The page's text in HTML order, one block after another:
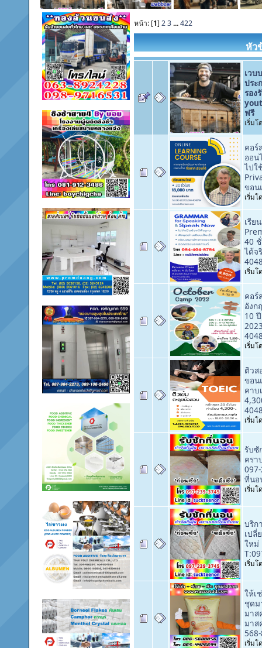
หน้า: [1] 23...422
หัว
เวบ
ประ
รอง
ฟรี
เริ่ม
คอร์
ออน
ไปใ
ขอน
เริ่ม
เรีย
40
ได้จ
เริ่ม
คอร์
อังก
10
เริ่ม
ติวส
ขอน
คาบ
เริ่ม
รับซั
ครา
ที่นอ
เริ่ม
บริก
เปลี่
ใหม่
เริ่ม
ให้เ
ชุดม
มาส
มาส
เริ่ม